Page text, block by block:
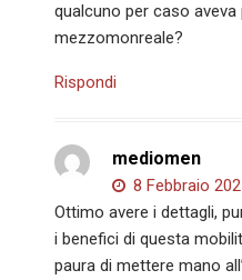
qualcuno per caso
mezzomonreale?
Rispondi
mediomen
8 Febbraio
Ottimo avere i dettagli,
i benefici di questa
paura di mettere mano